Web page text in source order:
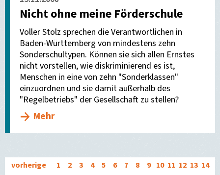
Nicht ohne meine Förderschule
Voller Stolz sprechen die Verantwortlichen in
Baden-Württemberg von mindestens zehn
Sonderschultypen. Können sie sich allen Ernstes
nicht vorstellen, wie diskriminierend es ist,
Menschen in eine von zehn "Sonderklassen"
einzuordnen und sie damit außerhalb des
"Regelbetriebs" der Gesellschaft zu stellen?
Mehr
vorherige 1 2 3 4 5 6 7 8 9 10 11 12 13 14